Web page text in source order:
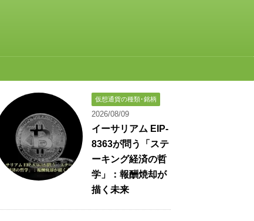
仮想通貨の種類･銘柄
2026/08/09
イーサリアム EIP-
8363が問う「ステ
ーキング経済の哲
学」：報酬焼却が
描く未来